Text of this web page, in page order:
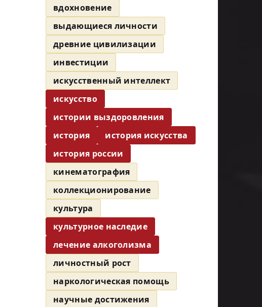
вдохновение
выдающиеся личности
древние цивилизации
инвестиции
искусственный интеллект
искусство
истории выздоровления
история
история искусства
история россии
кинематография
коллекционирование
культура
культурное наследие
лечение алкоголизма
личностный рост
наркологическая помощь
научные достижения